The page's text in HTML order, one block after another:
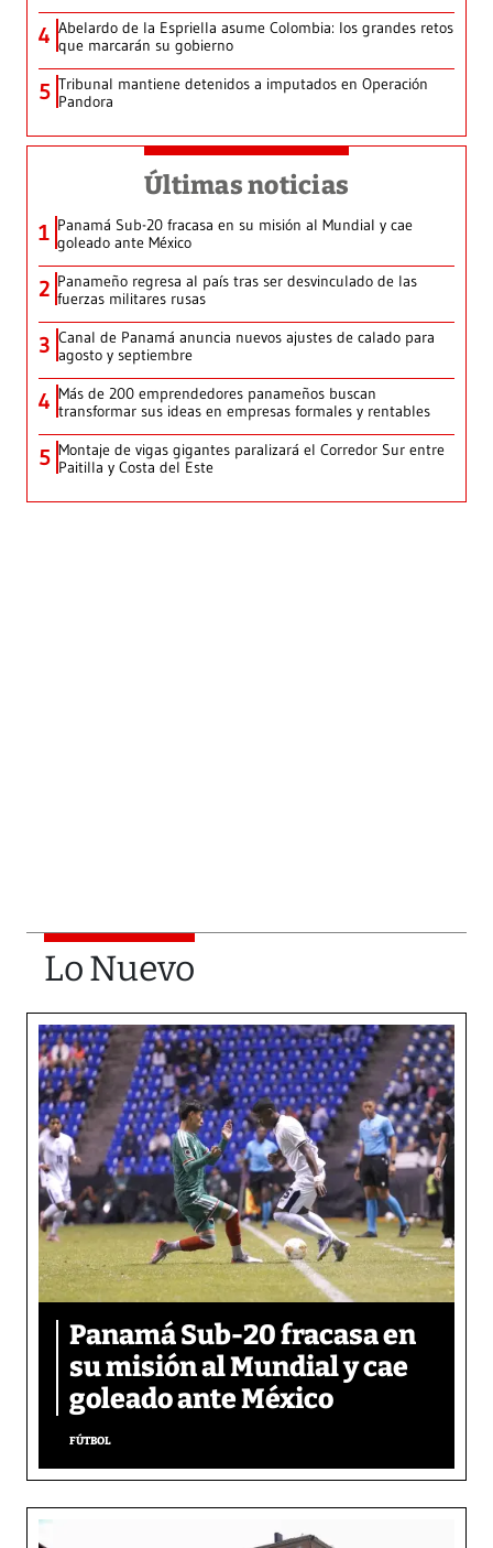
4 Abelardo de la Espriella asume Colombia: los grandes retos
que marcarán su gobierno
5 Tribunal mantiene detenidos a imputados en Operación
Pandora
Últimas noticias
1 Panamá Sub-20 fracasa en su misión al Mundial y cae
goleado ante México
2 Panameño regresa al país tras ser desvinculado de las
fuerzas militares rusas
3 Canal de Panamá anuncia nuevos ajustes de calado para
agosto y septiembre
4 Más de 200 emprendedores panameños buscan
transformar sus ideas en empresas formales y rentables
5 Montaje de vigas gigantes paralizará el Corredor Sur entre
Paitilla y Costa del Este
Lo Nuevo
Panamá Sub-20 fracasa en
su misión al Mundial y cae
goleado ante México
FÚTBOL